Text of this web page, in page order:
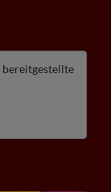
bereitgestellte